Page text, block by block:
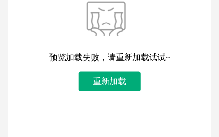
预览加载失败，请重新加载试试~
重新加载